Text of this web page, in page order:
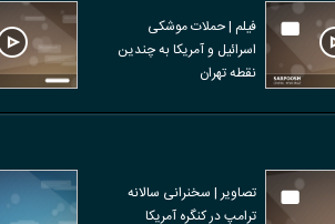
فیلم | حملات موشکی
اسرائیل و آمریکا به چندین
نقطه تهران
تصاویر | سخنرانی سالانه
ترامپ در کنگره آمریکا